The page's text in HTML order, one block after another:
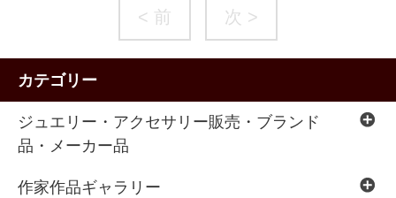
< 前 次 >
カテゴリー
ジュエリー・アクセサリー販売・ブランド
品・メーカー品
作家作品ギャラリー